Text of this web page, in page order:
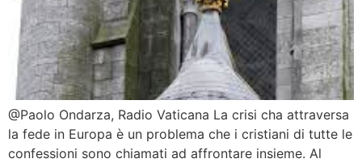
@Paolo Ondarza, Radio Vaticana La crisi cha attraversa
la fede in Europa è un problema che i cristiani di tutte le
confessioni sono chiamati ad affrontare insieme. Al